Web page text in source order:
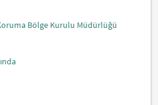
Bölge Kurulu Müdürlüğü